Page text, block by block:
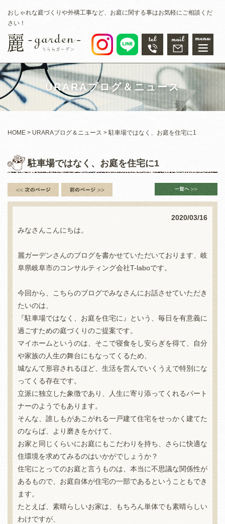
おしゃれな庭づくりや外構工事など、お庭に関する事はお気軽にご相談くだ
さい！
URARAブログ＆ニュース
HOME URARAブログ＆ニュース 駐車場ではなく、お庭を住宅に1
駐車場ではなく、お庭を住宅に1
2020/03/16
みなさんこんにちは。
麗ガーデンさんのブログを書かせていただいております、岐
阜県岐阜市のコンサルティング会社T-laboです。
今回から、こちらのブログでみなさんにお話させていただき
たいのは、
『駐車場ではなく、お庭を住宅に』という、毎日を有意義に
過ごすための庭づくりのご提案です。
マイホームというのは、そこで寝食をし安らぎを得て、自分
や家族の人生の舞台にもなってくるため、
城なんて形容されるほど、生活を営んでいくうえで特別にな
ってくる存在です。
立派に独立した象徴であり、人生に寄り添ってくれるパート
ナーのようでもあります。
そんな、誰しもがあこがれる一戸建て住宅をせっかく建てた
のならば、より磨きをかけて、
お家と同じくらいにお庭にもこだわりを持ち、さらに快適な
住環境を求めてみるのはいかがでしょうか？
住宅にとってのお庭と言うものは、本当に不思議な関係性が
あるもので、お庭自体が住宅の一部であるということもでき
ます。
たとえば、素晴らしいお家は、もちろん単体でも素晴らしい
わけですが、